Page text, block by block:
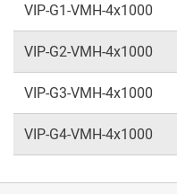
VIP-G1-VMH-4x1000
VIP-G2-VMH-4x1000
VIP-G3-VMH-4x1000
VIP-G4-VMH-4x1000